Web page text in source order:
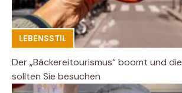
LEBENSSTIL
Der „Bäckereitourismus“ boomt und
sollten Sie besuchen